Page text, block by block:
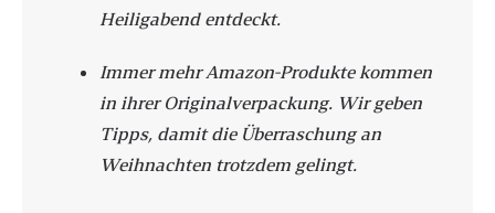
Heiligabend entdeckt.
Immer mehr Amazon-Produkte kommen
in ihrer Originalverpackung. Wir geben
Tipps, damit die Überraschung an
Weihnachten trotzdem gelingt.